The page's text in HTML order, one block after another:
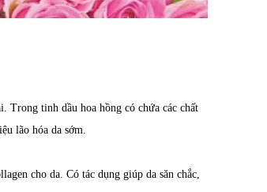
Trong tinh dầu hoa hồng có chứa các chất
lão hóa da sớm.
cho da. Có tác dụng giúp da săn chắc,